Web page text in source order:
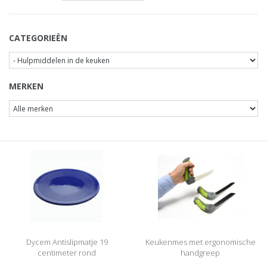
CATEGORIEËN
MERKEN
Dycem Antislipmatje 19
centimeter rond
Keukenmes met ergonomische
handgreep